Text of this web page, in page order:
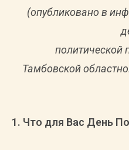
(опубликовано в
политической
Тамбовской
1. Что для Вас День